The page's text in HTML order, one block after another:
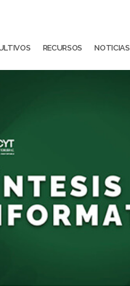
RECURSOS NOTICIAS